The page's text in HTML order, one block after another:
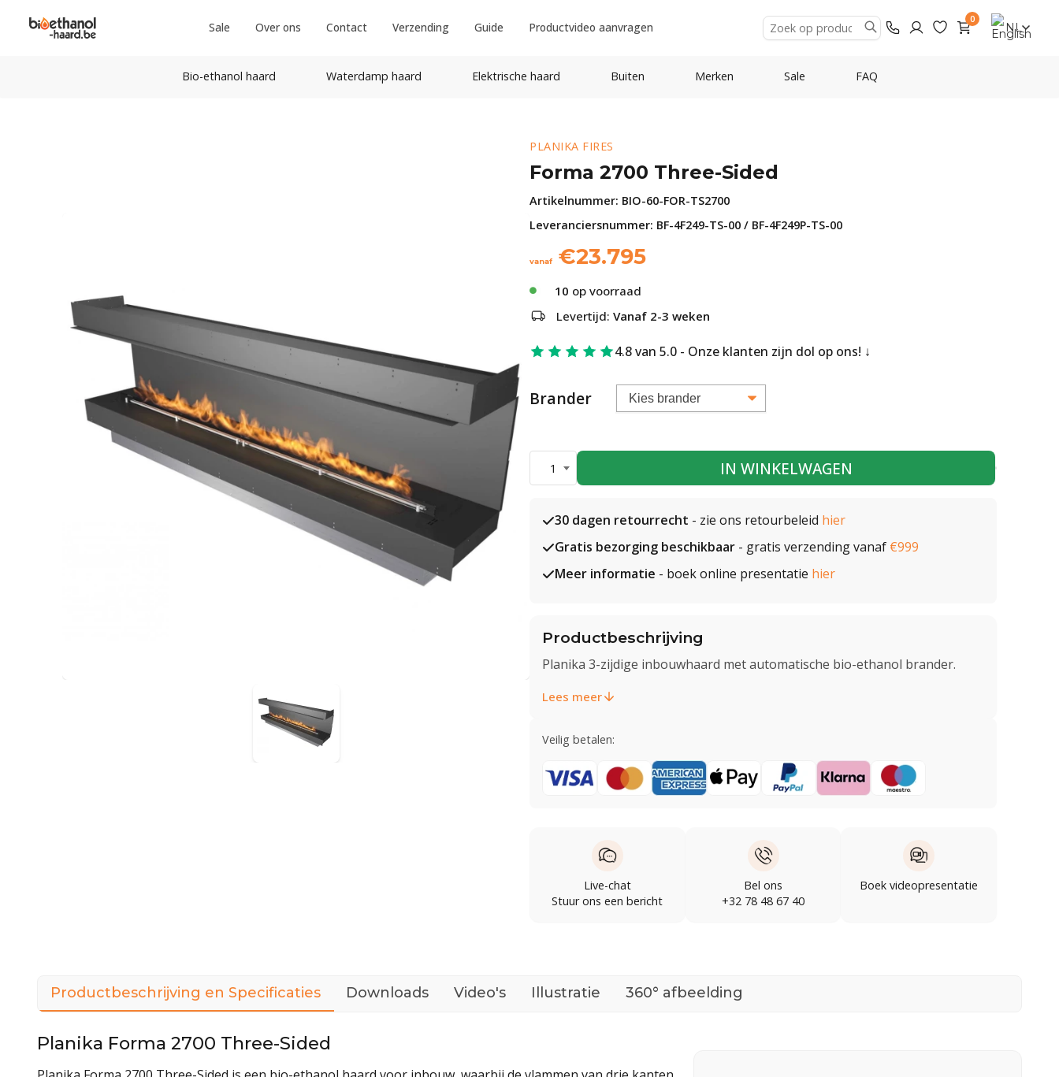
Sale Over ons Contact Verzending Guide Productvideo aanvragen
0
NL
Bio-ethanol haard Waterdamp haard Elektrische haard Buiten Merken Sale FAQ
PLANIKA FIRES
Forma 2700 Three-Sided
Artikelnummer: BIO-60-FOR-TS2700
Leveranciersnummer: BF-4F249-TS-00 / BF-4F249P-TS-00
vanaf €23.795
10 op voorraad
Levertijd: Vanaf 2-3 weken
4.8 van 5.0 - Onze klanten zijn dol op ons!
Brander
1 IN WINKELWAGEN
30 dagen retourrecht - zie ons retourbeleid hier
Gratis bezorging beschikbaar - gratis verzending vanaf €999
Meer informatie - boek online presentatie hier
Productbeschrijving
Planika 3-zijdige inbouwhaard met automatische bio-ethanol brander.
Lees meer
Veilig betalen:
Live-chat
Stuur ons een bericht
Bel ons
+32 78 48 67 40
Boek videopresentatie
Productbeschrijving en Specificaties Downloads Video's Illustratie 360° afbeelding
Planika Forma 2700 Three-Sided